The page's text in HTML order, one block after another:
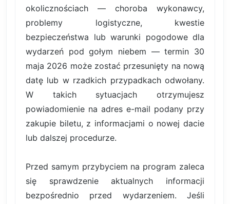
okolicznościach — choroba wykonawcy,
problemy logistyczne, kwestie
bezpieczeństwa lub warunki pogodowe dla
wydarzeń pod gołym niebem — termin 30
maja 2026 może zostać przesunięty na nową
datę lub w rzadkich przypadkach odwołany.
W takich sytuacjach otrzymujesz
powiadomienie na adres e-mail podany przy
zakupie biletu, z informacjami o nowej dacie
lub dalszej procedurze.
Przed samym przybyciem na program zaleca
się sprawdzenie aktualnych informacji
bezpośrednio przed wydarzeniem. Jeśli